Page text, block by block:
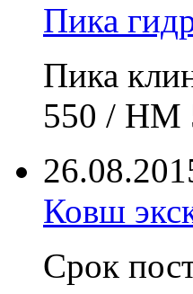
Пика
Пика
550 / HM
Ковш
Срок